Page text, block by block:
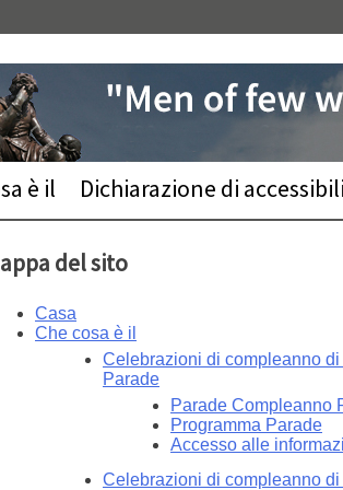
è il Dichiarazione di
del sito
Casa
Che cosa è il
Celebrazioni di compleanno
Parade
Parade Compleanno
Programma Parade
Accesso alle
Celebrazioni di compleanno